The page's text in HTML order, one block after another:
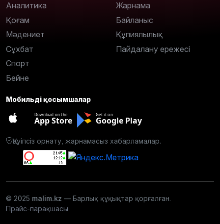
Аналитика
Қоғам
Мәдениет
Сұхбат
Спорт
Бейне
Жарнама
Байланыс
Құпиялылық
Пайдалану ережесі
Мобильді қосымшалар
Download on the
App Store
Get it on
Google Play
Қауіпсіз орнату, жарнамасыз хабарламалар.
© 2025 malim.kz — Барлық құқықтар қорғалған.
Прайс-парақшасы